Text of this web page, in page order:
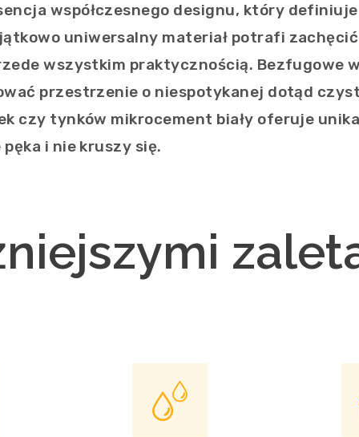
współczesnego designu, który
uniwersalny materiał potrafi zachęcić
wszystkim praktycznością. Bezfugowe
przestrzenie o niespotykanej dotąd
czy tynków mikrocement biały oferuje
i nie kruszy się.